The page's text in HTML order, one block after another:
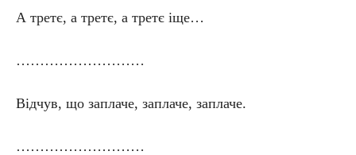
А третє, а третє, а третє іще…
………………………
Відчув, що заплаче, заплаче, заплаче.
………………………